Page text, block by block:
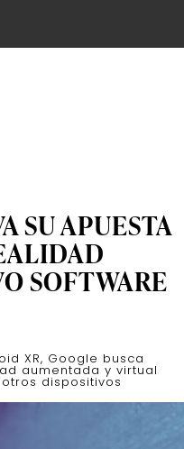
SU APUESTA
SOFTWARE
XR, Google busca
aumentada y virtual
dispositivos